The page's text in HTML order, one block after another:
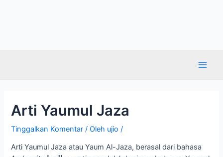
Arti Yaumul Jaza
Tinggalkan Komentar / Oleh ujio/
Arti Yaumul Jaza atau Yaum Al-Jaza, berasal dari bahasa